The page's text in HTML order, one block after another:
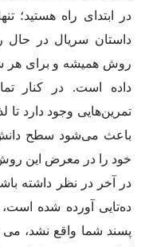
در ابتدای راه هستید؛
داستان سریال در حال
روش همیشه و برای هر
داده است. در کنار
تمرین‌هایی وجود دارد تا
باعث می‌شود سطح دانش
خود را در معرض این
در آخر در نظر داشته
ده‌تایی آورده شده
پسند شما واقع نشد، می